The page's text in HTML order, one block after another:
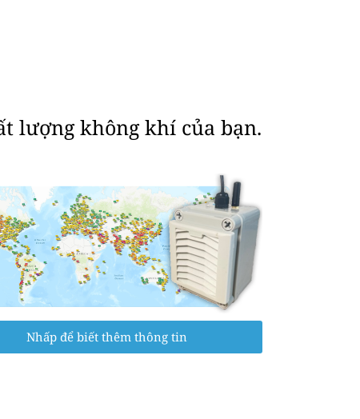
lượng không khí của bạn.
Nhấp để biết thêm thông tin